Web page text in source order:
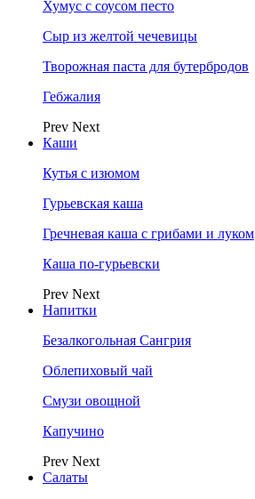
Хумус с соусом песто
Сыр из желтой чечевицы
Творожная паста для бутербродов
Гебжалия
Prev Next
Каши
Кутья с изюмом
Гурьевская каша
Гречневая каша с грибами и луком
Каша по-гурьевски
Prev Next
Напитки
Безалкогольная Сангрия
Облепиховый чай
Смузи овощной
Капучино
Prev Next
Салаты